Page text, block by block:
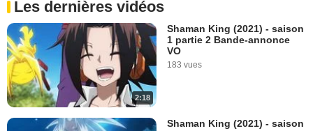
Les dernières vidéos
2:18
Shaman King (2021) - saison
1 partie 2 Bande-annonce
VO
183 vues
Shaman King (2021) - saison